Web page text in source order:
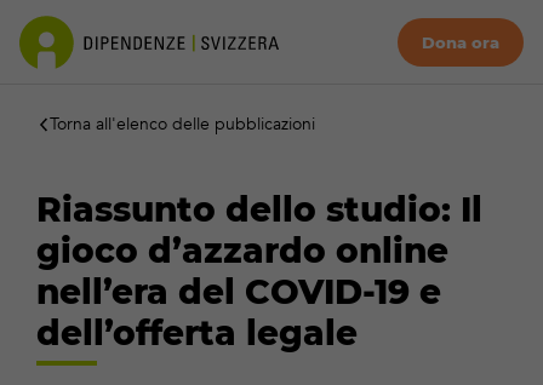
Dona ora
Torna all'elenco delle pubblicazioni
Riassunto dello studio: Il
gioco d’azzardo online
nell’era del COVID-19 e
dell’offerta legale